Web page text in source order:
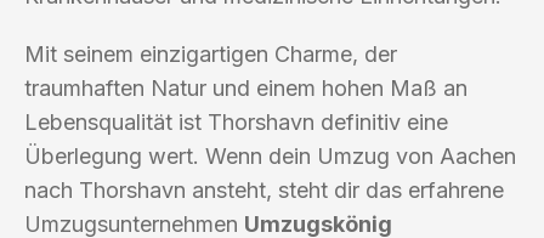
Mit seinem einzigartigen Charme, der
traumhaften Natur und einem hohen Maß an
Lebensqualität ist Thorshavn definitiv eine
Überlegung wert. Wenn dein Umzug von Aachen
nach Thorshavn ansteht, steht dir das erfahrene
Umzugsunternehmen Umzugskönig